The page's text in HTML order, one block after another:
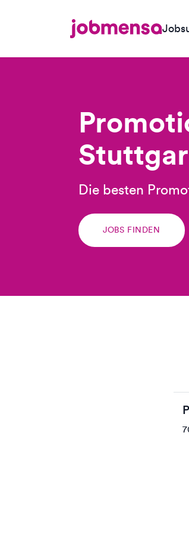
Die besten
JOBS FINDEN